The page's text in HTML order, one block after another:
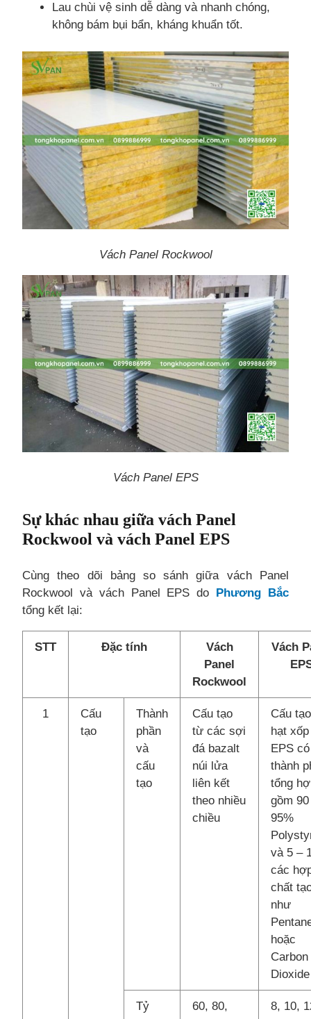
Lau chùi vệ sinh dễ dàng và nhanh chóng,
không bám bụi bẩn, kháng khuẩn tốt.
Vách Panel Rockwool
Vách Panel EPS
Sự khác nhau giữa vách Panel
Rockwool và vách Panel EPS
Cùng theo dõi bảng so sánh giữa vách Panel
Rockwool và vách Panel EPS do Phương Bắc
tổng kết lại:
STT Đặc tính
Vách
Panel
Rockwool
Vách
1
Cấu
tạo
Thành
phần
và
cấu
tạo
Cấu tạo
từ các sợi
đá bazalt
núi lửa
liên kết
theo nhiều
chiều
Cấu
hạt xốp
EPS có
thành
tổng
gồm
95%
và 5 –
các
chất
như
hoặc
Carbon
Dioxide
Tỷ
60, 80,
8, 10,